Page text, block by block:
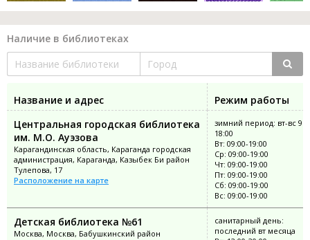
Наличие в библиотеках
Название и адрес
Режим работы
Центральная городская библиотека
им. М.О. Ауэзова
Карагандинская область, Караганда городская
администрация, Караганда, Казыбек Би район
Тулепова, 17
Расположение на карте
зимний период: вт-вс
18:00
Вт: 09:00-19:00
Ср: 09:00-19:00
Чт: 09:00-19:00
Пт: 09:00-19:00
Сб: 09:00-19:00
Вс: 09:00-19:00
Детская библиотека №61
Москва, Москва, Бабушкинский район
санитарный день:
последний вт месяца